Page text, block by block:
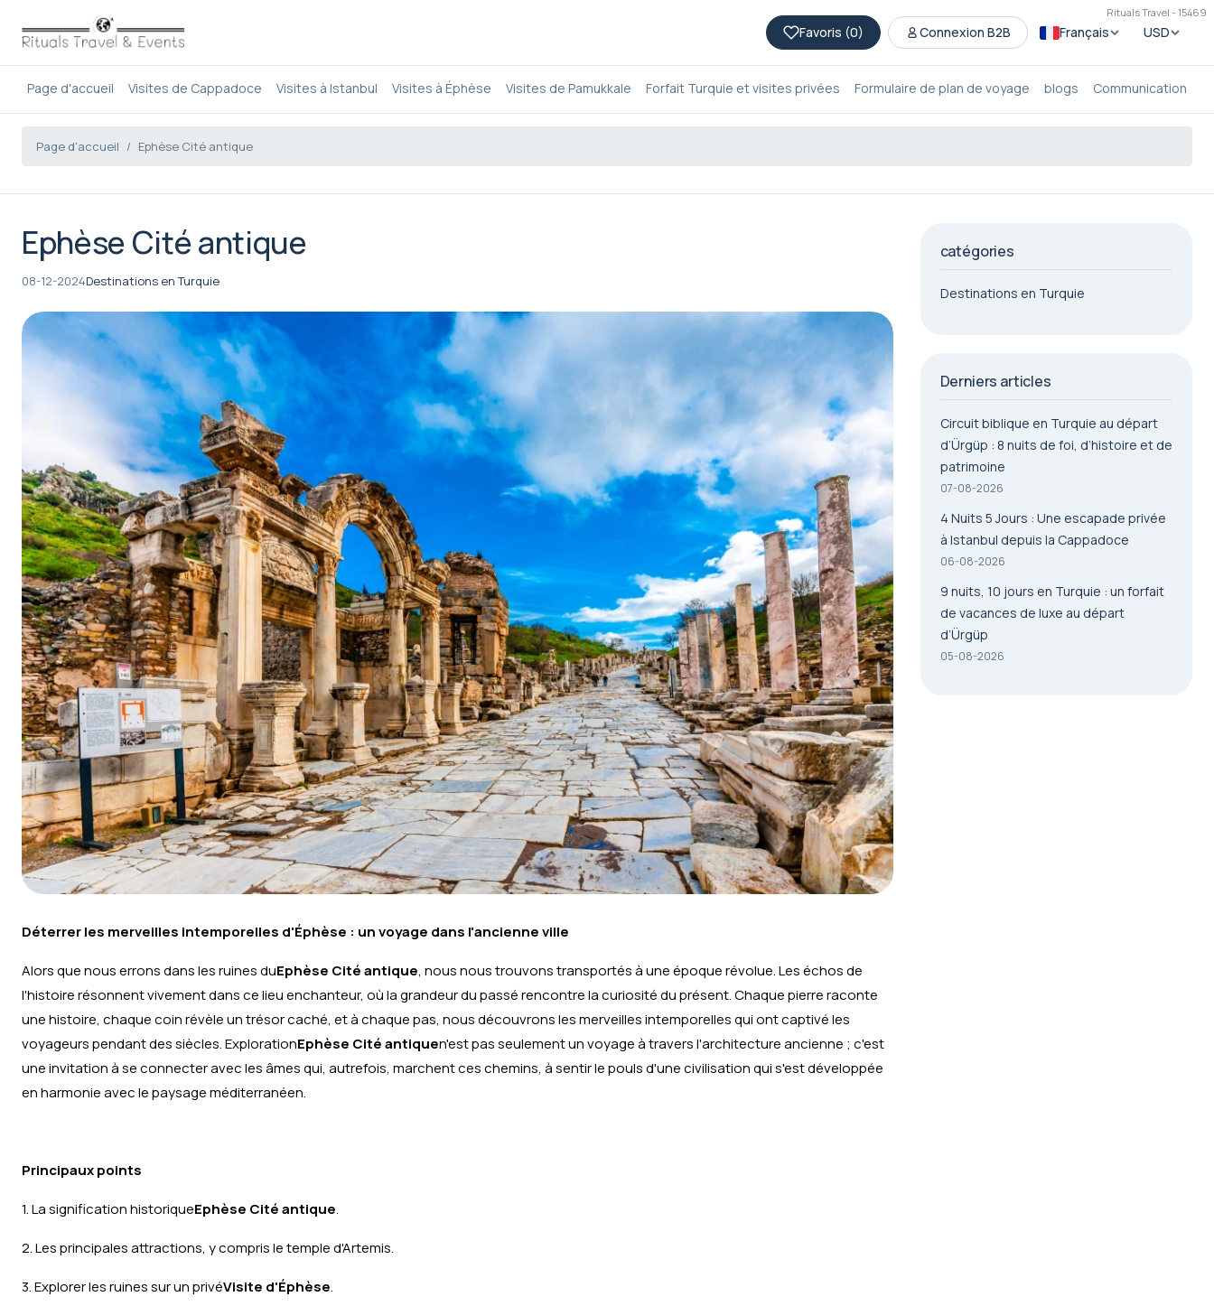
Rituals Travel - 15469
Favoris (0) Connexion B2B Français USD
Page d'accueil Visites de Cappadoce Visites à Istanbul Visites à Éphèse Visites de Pamukkale Forfait Turquie et visites privées Formulaire de plan de voyage blogs Communication
Page d'accueil Ephèse Cité antique
Ephèse Cité antique
08-12-2024Destinations en Turquie
Déterrer les merveilles intemporelles d'Éphèse : un voyage dans l'ancienne ville
Alors que nous errons dans les ruines duEphèse Cité antique, nous nous trouvons transportés à une époque révolue. Les échos de
l'histoire résonnent vivement dans ce lieu enchanteur, où la grandeur du passé rencontre la curiosité du présent. Chaque pierre raconte
une histoire, chaque coin révèle un trésor caché, et à chaque pas, nous découvrons les merveilles intemporelles qui ont captivé les
voyageurs pendant des siècles. ExplorationEphèse Cité antiquen'est pas seulement un voyage à travers l'architecture ancienne ; c'est
une invitation à se connecter avec les âmes qui, autrefois, marchent ces chemins, à sentir le pouls d'une civilisation qui s'est développée
en harmonie avec le paysage méditerranéen.
Principaux points
1. La signification historiqueEphèse Cité antique.
2. Les principales attractions, y compris le temple d'Artemis.
3. Explorer les ruines sur un privéVisite d'Éphèse.
catégories
Destinations en Turquie
Derniers articles
Circuit biblique en Turquie au départ
d’Ürgüp : 8 nuits de foi, d’histoire et de
patrimoine
07-08-2026
4 Nuits 5 Jours : Une escapade privée
à Istanbul depuis la Cappadoce
06-08-2026
9 nuits, 10 jours en Turquie : un forfait
de vacances de luxe au départ
d’Ürgüp
05-08-2026